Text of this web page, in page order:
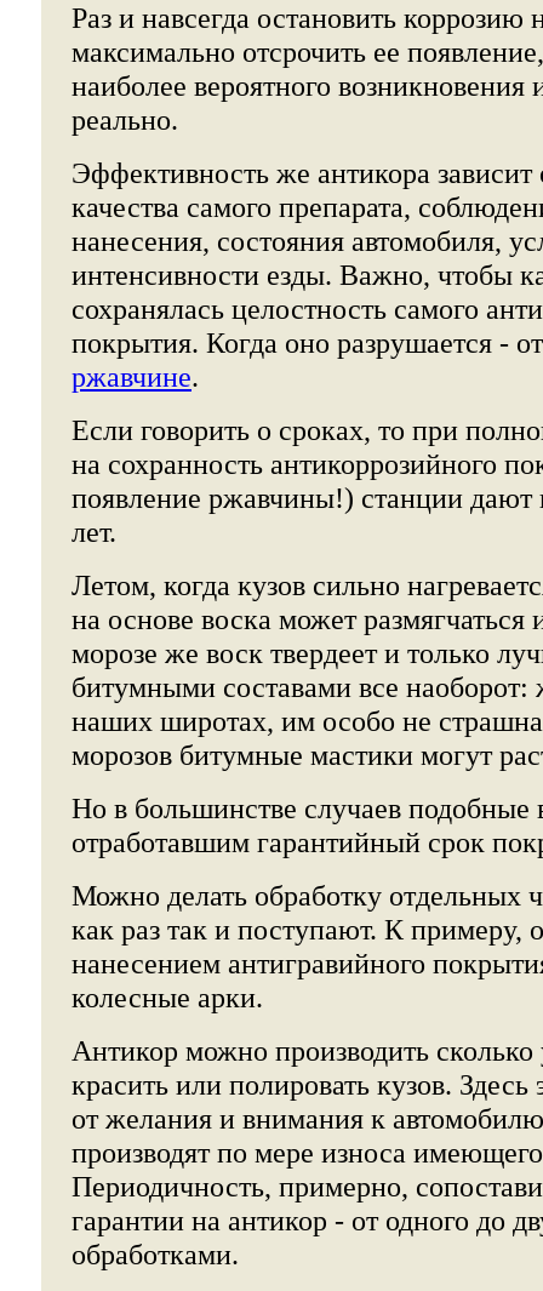
Раз и навсегда остановить
максимально отсрочить ее
наиболее вероятного возникновения
реально.
Эффективность же антикора
качества самого препарата,
нанесения, состояния автомобиля,
интенсивности езды. Важно, чтобы
сохранялась целостность самого
покрытия. Когда оно разрушается -
ржавчине.
Если говорить о сроках, то при
на сохранность антикоррозийного
появление ржавчины!) станции дают
лет.
Летом, когда кузов сильно
на основе воска может размягчаться
морозе же воск твердеет и только
битумными составами все наоборот:
наших широтах, им особо не
морозов битумные мастики могут
Но в большинстве случаев подобные
отработавшим гарантийный срок
Можно делать обработку отдельных
как раз так и поступают. К примеру,
нанесением антигравийного
колесные арки.
Антикор можно производить сколько
красить или полировать кузов. Здесь
от желания и внимания к
производят по мере износа
Периодичность, примерно,
гарантии на антикор - от одного до
обработками.